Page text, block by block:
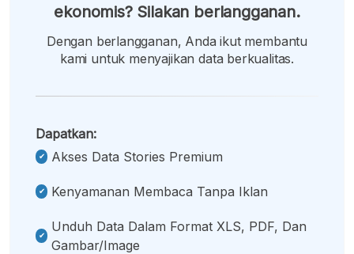
ekonomis? Silakan berlangganan.
Dengan berlangganan, Anda ikut membantu
kami untuk menyajikan data berkualitas.
Dapatkan:
Akses Data Stories Premium
Kenyamanan Membaca Tanpa Iklan
Unduh Data Dalam Format XLS, PDF, Dan
Gambar/image